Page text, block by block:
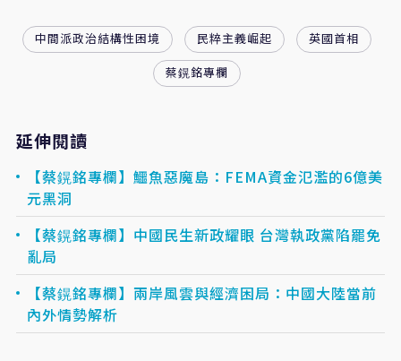
中間派政治結構性困境 民粹主義崛起
英國首相
蔡鎤銘專欄
延伸閱讀
【蔡鎤銘專欄】鱷魚惡魔島：FEMA資金氾濫的6億美
元黑洞
【蔡鎤銘專欄】中國民生新政耀眼 台灣執政黨陷罷免
亂局
【蔡鎤銘專欄】兩岸風雲與經濟困局：中國大陸當前
內外情勢解析